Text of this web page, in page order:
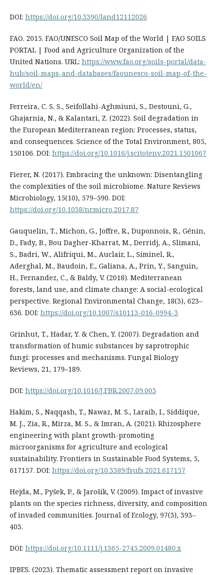
DOI: https://doi.org/10.3390/land12112026
FAO. 2015. FAO/UNESCO Soil Map of the World | FAO SOILS
PORTAL | Food and Agriculture Organization of the
United Nations. URL: https://www.fao.org/soils-portal/data-
hub/soil-maps-and-databases/faounesco-soil-map-of-the-
world/en/
Ferreira, C. S. S., Seifollahi-Aghmiuni, S., Destouni, G.,
Ghajarnia, N., & Kalantari, Z. (2022). Soil degradation in
the European Mediterranean region: Processes, status,
and consequences. Science of the Total Environment, 805,
150106. DOI: https://doi.org/10.1016/j.scitotenv.2021.1501067
Fierer, N. (2017). Embracing the unknown: Disentangling
the complexities of the soil microbiome. Nature Reviews
Microbiology, 15(10), 579–590. DOI:
https://doi.org/10.1038/nrmicro.2017.87
Gauquelin, T., Michon, G., Joffre, R., Duponnois, R., Génin,
D., Fady, B., Bou Dagher-Kharrat, M., Derridj, A., Slimani,
S., Badri, W., Alifriqui, M., Auclair, L., Siminel, R.,
Aderghal, M., Baudoin, E., Galiana, A., Prin, Y., Sanguin,
H., Fernandez, C., & Baldy, V. (2018). Mediterranean
forests, land use, and climate change: A social-ecological
perspective. Regional Environmental Change, 18(3), 623–
636. DOI: https://doi.org/10.1007/s10113-016-0994-3
Grinhut, T., Hadar, Y. & Chen, Y. (2007). Degradation and
transformation of humic substances by saprotrophic
fungi: processes and mechanisms. Fungal Biology
Reviews, 21, 179–189.
DOI: https://doi.org/10.1016/J.FBR.2007.09.003
Hakim, S., Naqqash, T., Nawaz, M. S., Laraib, I., Siddique,
M. J., Zia, R., Mirza, M. S., & Imran, A. (2021). Rhizosphere
engineering with plant growth-promoting
microorganisms for agriculture and ecological
sustainability. Frontiers in Sustainable Food Systems, 5,
617157. DOI: https://doi.org/10.3389/fsufs.2021.617157
Hejda, M., Pyšek, P., & Jarošík, V. (2009). Impact of invasive
plants on the species richness, diversity, and composition
of invaded communities. Journal of Ecology, 97(3), 393–
403.
DOI: https://doi.org/10.1111/j.1365-2745.2009.01480.x
IPBES. (2023). Thematic assessment report on invasive